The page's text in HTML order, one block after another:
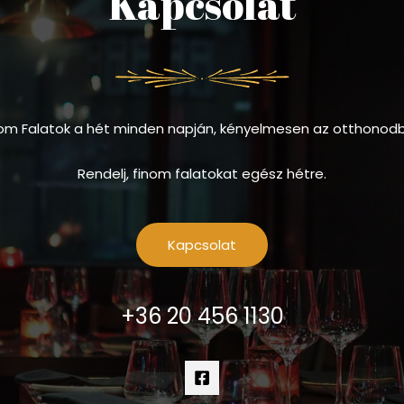
Falatok a hét minden napján, kényelmesen az
Rendelj, finom falatokat egész hétre.
Kapcsolat
+36 20 456 1130